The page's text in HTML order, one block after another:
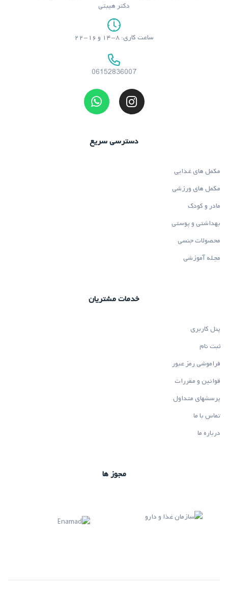
دکتر هیبتی
ساعت کاری: ۸-۱۴ و ۱۶-۲۲
06152836007
دسترسی سریع
مکمل های غذایی
مکمل های ورزشی
مادر و کودک
بهداشتی و پوستی
محصولات جنسی
مجله آموزشی
خدمات مشتریان
پنل کاربری
ثبت نام
فراموشی رمز عبور
قوانین و مقررات
پرسشهای متداول
تماس با ما
درباره ما
مجوز ها